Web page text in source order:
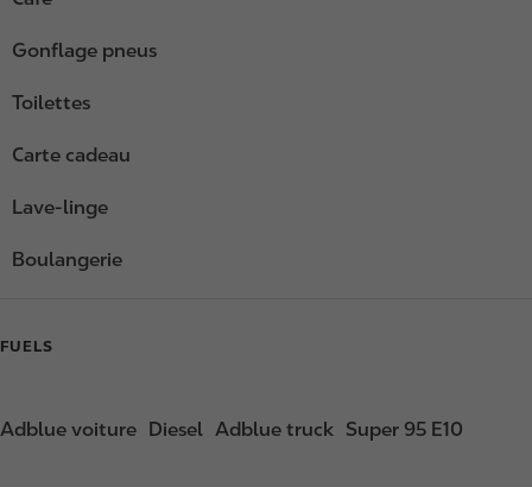
Gonflage pneus
Toilettes
Carte cadeau
Lave-linge
Boulangerie
FUELS
Adblue voiture Diesel Adblue truck Super 95 E10